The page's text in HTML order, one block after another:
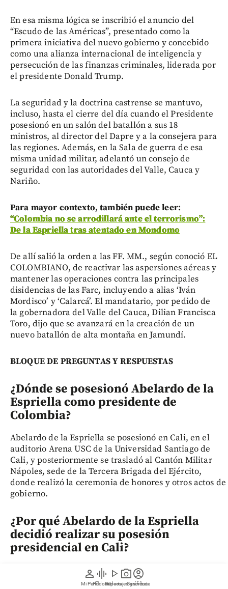
person
Mi Perfil
graphic_eq
Pódcast
play_arrow
Videos
photo_camera
Reportajes gráficos
account_circle
Suscríbete
En esa misma lógica se inscribió el anuncio del
“Escudo de las Américas”, presentado como la
primera iniciativa del nuevo gobierno y concebido
como una alianza internacional de inteligencia y
persecución de las finanzas criminales, liderada por
el presidente Donald Trump.
La seguridad y la doctrina castrense se mantuvo,
incluso, hasta el cierre del día cuando el Presidente
posesionó en un salón del batallón a sus 18
ministros, al director del Dapre y a la consejera para
las regiones. Además, en la Sala de guerra de esa
misma unidad militar, adelantó un consejo de
seguridad con las autoridades del Valle, Cauca y
Nariño.
Para mayor contexto, también puede leer:
“Colombia no se arrodillará ante el terrorismo”:
De la Espriella tras atentado en Mondomo
De allí salió la orden a las FF. MM., según conoció EL
COLOMBIANO, de reactivar las aspersiones aéreas y
mantener las operaciones contra las principales
disidencias de las Farc, incluyendo a alias ‘Iván
Mordisco’ y ‘Calarcá’. El mandatario, por pedido de
la gobernadora del Valle del Cauca, Dilian Francisca
Toro, dijo que se avanzará en la creación de un
nuevo batallón de alta montaña en Jamundí.
BLOQUE DE PREGUNTAS Y RESPUESTAS
¿Dónde se posesionó Abelardo de la
Espriella como presidente de
Colombia?
Abelardo de la Espriella se posesionó en Cali, en el
auditorio Arena USC de la Universidad Santiago de
Cali, y posteriormente se trasladó al Cantón Militar
Nápoles, sede de la Tercera Brigada del Ejército,
donde realizó la ceremonia de honores y otros actos de
gobierno.
¿Por qué Abelardo de la Espriella
decidió realizar su posesión
presidencial en Cali?
La decisión buscó trasladar el centro simbólico del
poder hacia el suroccidente colombiano, una región